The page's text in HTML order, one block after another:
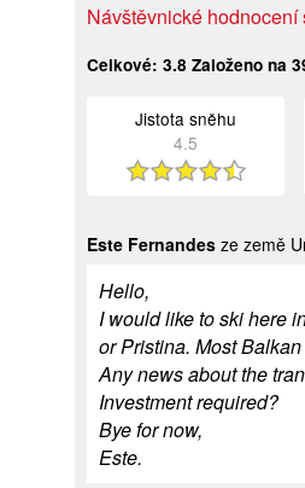
Návštěvnické
Celkové: 3.8 Založeno na
Jistota sněhu
4.5
Este Fernandes ze země
Hello,
I would like to ski here
or Pristina. Most
Any news about the
Investment required?
Bye for now,
Este.